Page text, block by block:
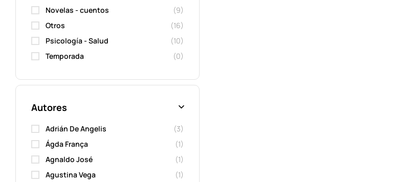
Novelas - cuentos
(9)
Otros
(16)
Psicología - Salud
(10)
Temporada
(0)
Autores
Adrián De Angelis
(3)
Ágda França
(1)
Agnaldo José
(1)
Agustina Vega
(1)